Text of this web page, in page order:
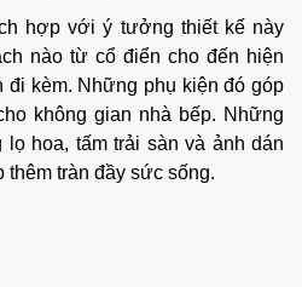
hợp với ý tưởng thiết kế này
nào từ cổ điển cho đến hiện
đi kèm. Những phụ kiện đó góp
không gian nhà bếp. Những
hoa, tấm trải sàn và ảnh dán
tràn đầy sức sống.